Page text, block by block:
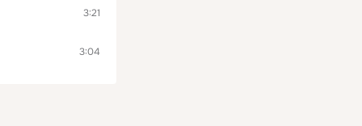
3:21
3:04